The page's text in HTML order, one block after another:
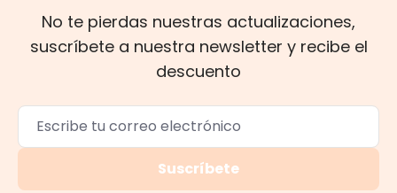
No te pierdas nuestras actualizaciones,
suscríbete a nuestra newsletter y recibe el
descuento
Suscríbete